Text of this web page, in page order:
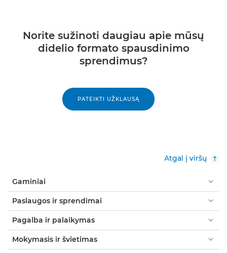
Norite sužinoti daugiau apie mūsų
didelio formato spausdinimo
sprendimus?
PATEIKTI UŽKLAUSĄ
Atgal į viršų
Gaminiai
Paslaugos ir sprendimai
Pagalba ir palaikymas
Mokymasis ir švietimas